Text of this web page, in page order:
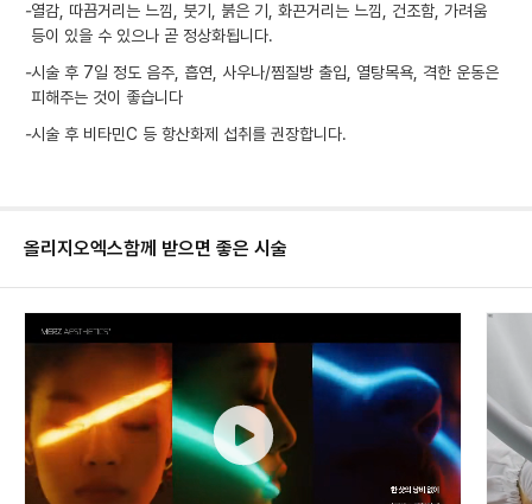
-열감, 따끔거리는 느낌, 붓기, 붉은 기, 화끈거리는 느낌, 건조함, 가려움
등이 있을 수 있으나 곧 정상화됩니다.
-시술 후 7일 정도 음주, 흡연, 사우나/찜질방 출입, 열탕목욕, 격한 운동은
피해주는 것이 좋습니다
-시술 후 비타민C 등 항산화제 섭취를 권장합니다.
올리지오엑스함께 받으면 좋은 시술